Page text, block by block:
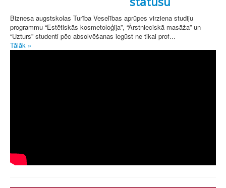
Biznesa augstskolas Turība Veselības aprūpes virziena studiju
programmu “Estētiskās kosmetoloģija”, “Ārstnieciskā masāža” un
“Uzturs” studenti pēc absolvēšanas iegūst ne tikai prof...
Tālāk »